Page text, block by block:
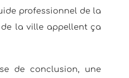
professionnel de la
la ville appellent ça
de conclusion, une